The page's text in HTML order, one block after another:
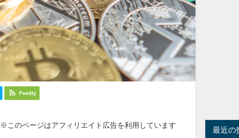
Feedly
※このページはアフィリエイト広告を利用しています
最近の